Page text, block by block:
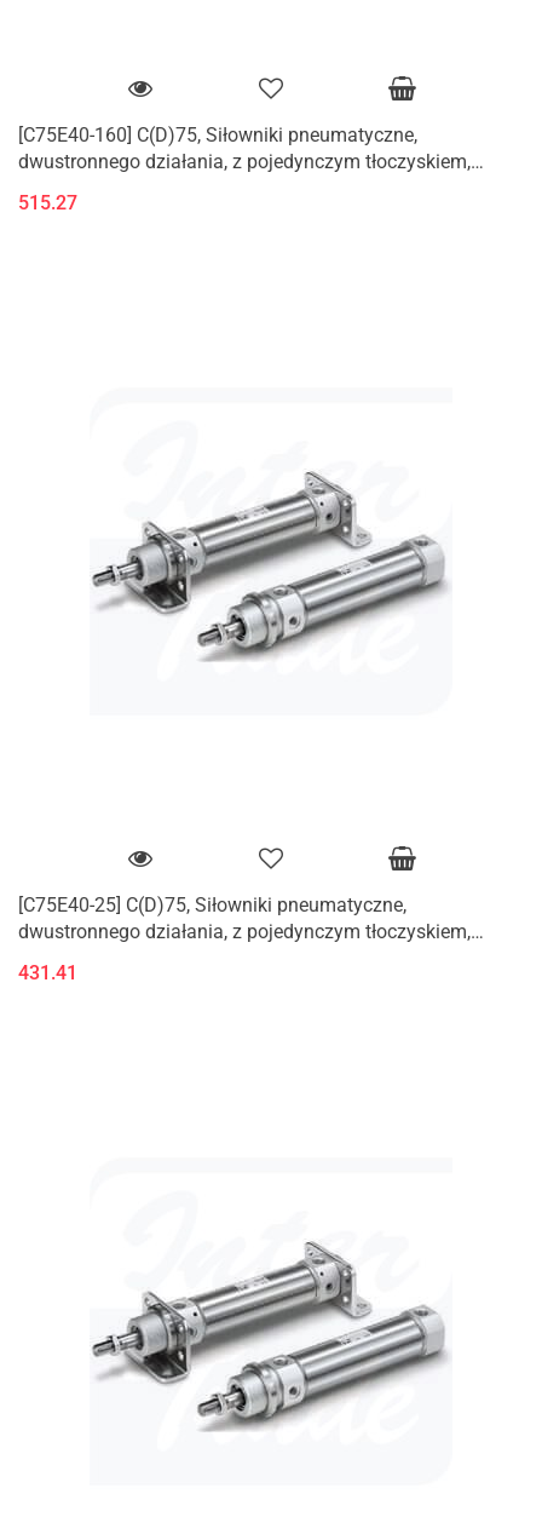
[C75E40-160] C(D)75, Siłowniki pneumatyczne,
dwustronnego działania, z pojedynczym tłoczyskiem,
515.27
[C75E40-25] C(D)75, Siłowniki pneumatyczne,
dwustronnego działania, z pojedynczym tłoczyskiem,
431.41